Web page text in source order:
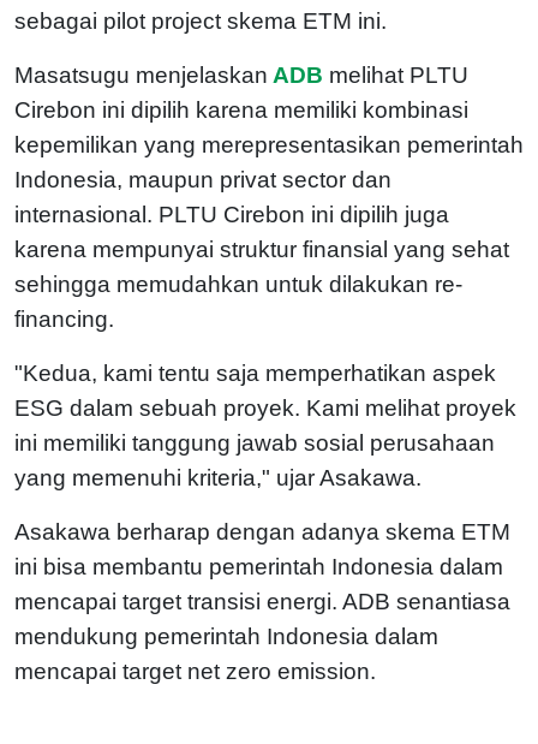
sebagai pilot project skema ETM ini.
Masatsugu menjelaskan ADB melihat PLTU
Cirebon ini dipilih karena memiliki kombinasi
kepemilikan yang merepresentasikan pemerintah
Indonesia, maupun privat sector dan
internasional. PLTU Cirebon ini dipilih juga
karena mempunyai struktur finansial yang sehat
sehingga memudahkan untuk dilakukan re-
financing.
"Kedua, kami tentu saja memperhatikan aspek
ESG dalam sebuah proyek. Kami melihat proyek
ini memiliki tanggung jawab sosial perusahaan
yang memenuhi kriteria," ujar Asakawa.
Asakawa berharap dengan adanya skema ETM
ini bisa membantu pemerintah Indonesia dalam
mencapai target transisi energi. ADB senantiasa
mendukung pemerintah Indonesia dalam
mencapai target net zero emission.